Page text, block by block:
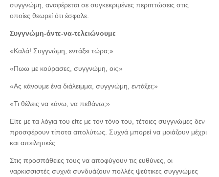
συγγνώμη, αναφέρεται σε συγκεκριμένες περιπτώσεις στις
οποίες θεωρεί ότι έσφαλε.
Συγγνώμη-άντε-να-τελειώνουμε
«Καλά! Συγγνώμη, εντάξει τώρα;»
«Πωω με κούρασες, συγγνώμη, οκ;»
«Ας κάνουμε ένα διάλειμμα, συγγνώμη, εντάξει;»
«Τι θέλεις να κάνω, να πεθάνω;»
Είτε με τα λόγια του είτε με τον τόνο του, τέτοιες συγγνώμες δεν
προσφέρουν τίποτα απολύτως. Συχνά μπορεί να μοιάζουν μέχρι
και απειλητικές
Στις προσπάθειες τους να αποφύγουν τις ευθύνες, οι
ναρκισσιστές συχνά συνδυάζουν πολλές ψεύτικες συγγνώμες